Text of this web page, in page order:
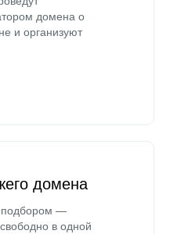
домена о
и организуют
домена
подбором —
в одной